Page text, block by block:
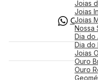
Anel
Joias
Joias
Joias
Nossa
Dia do
Dia do
Joias
Ouro
Ouro